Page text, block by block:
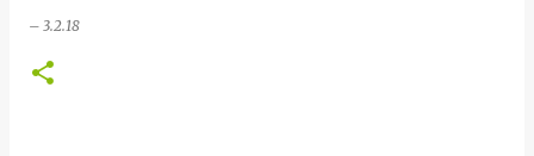
– 3.2.18